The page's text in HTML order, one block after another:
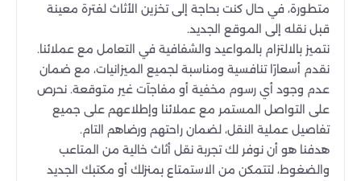
متطورة، في حال كنت بحاجة إلى تخزين الأثاث لفترة معينة
قبل نقله إلى الموقع الجديد.
نتميز بالالتزام بالمواعيد والشفافية في التعامل مع عملائنا.
نقدم أسعارًا تنافسية ومناسبة لجميع الميزانيات، مع ضمان
عدم وجود أي رسوم مخفية أو مفاجآت غير متوقعة. نحرص
على التواصل المستمر مع عملائنا وإطلاعهم على جميع
تفاصيل عملية النقل، لضمان راحتهم ورضاهم التام.
هدفنا هو أن نوفر لك تجربة نقل أثاث خالية من المتاعب
والضغوط، لتتمكن من الاستمتاع بمنزلك أو مكتبك الجديد